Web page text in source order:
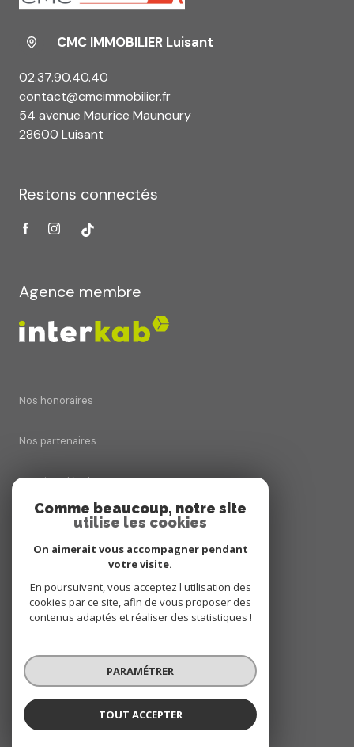
CMC IMMOBILIER Luisant
02.37.90.40.40
contact@cmcimmobilier.fr
54 avenue Maurice Maunoury
28600 Luisant
Restons connectés
Agence membre
Nos honoraires
Nos partenaires
Mentions légales
Cookies
© 2026 | Tous droits réservés
Réalisé par
Comme beaucoup, notre site
utilise les cookies
On aimerait vous accompagner pendant
votre visite.
En poursuivant, vous acceptez l'utilisation des
cookies par ce site, afin de vous proposer des
contenus adaptés et réaliser des statistiques !
PARAMÉTRER
TOUT ACCEPTER